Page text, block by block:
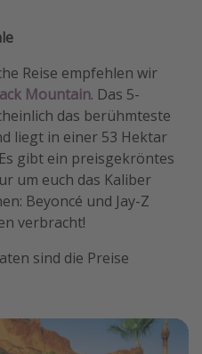
Reise empfehlen wir
Mountain. Das 5-
das berühmteste
liegt in einer 53 Hektar
gibt ein preisgekröntes
um euch das Kaliber
Beyoncé und Jay-Z
verbracht!
sind die Preise